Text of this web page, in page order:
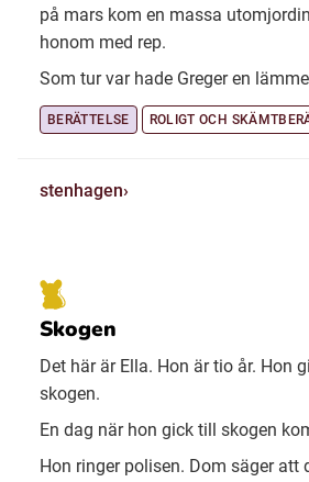
på mars kom en massa
honom med rep.
Som tur var hade Greger en
BERÄTTELSE ROLIGT OCH
stenhagen
Skogen
Det här är Ella. Hon är tio år. Hon
skogen.
En dag när hon gick till skogen
Hon ringer polisen. Dom säger att